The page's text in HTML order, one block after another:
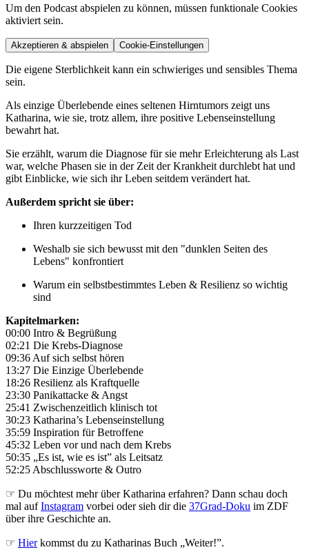
Um den Podcast abspielen zu können, müssen funktionale Cookies
aktiviert sein.
Akzeptieren & abspielen Cookie-Einstellungen
Die eigene Sterblichkeit kann ein schwieriges und sensibles Thema
sein.
Als einzige Überlebende eines seltenen Hirntumors zeigt uns
Katharina, wie sie, trotz allem, ihre positive Lebenseinstellung
bewahrt hat.
Sie erzählt, warum die Diagnose für sie mehr Erleichterung als Last
war, welche Phasen sie in der Zeit der Krankheit durchlebt hat und
gibt Einblicke, wie sich ihr Leben seitdem verändert hat.
Außerdem spricht sie über:
Ihren kurzzeitigen Tod
Weshalb sie sich bewusst mit den "dunklen Seiten des
Lebens" konfrontiert
Warum ein selbstbestimmtes Leben & Resilienz so wichtig
sind
Kapitelmarken:
00:00 Intro & Begrüßung
02:21 Die Krebs-Diagnose
09:36 Auf sich selbst hören
13:27 Die Einzige Überlebende
18:26 Resilienz als Kraftquelle
23:30 Panikattacke & Angst
25:41 Zwischenzeitlich klinisch tot
30:23 Katharina’s Lebenseinstellung
35:59 Inspiration für Betroffene
45:32 Leben vor und nach dem Krebs
50:35 „Es ist, wie es ist” als Leitsatz
52:25 Abschlussworte & Outro
☞ Du möchtest mehr über Katharina erfahren? Dann schau doch
mal aufInstagram vorbei oder sieh dir die 37Grad-Doku im ZDF
über ihre Geschichte an.
☞ Hierkommst du zu Katharinas Buch „Weiter!”.